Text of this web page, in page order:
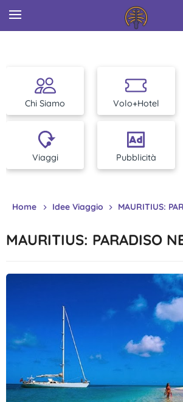
Chi Siamo Volo+Hotel
Viaggi Pubblicità
Home Idee Viaggio MAURITIUS:
MAURITIUS: PARADISO